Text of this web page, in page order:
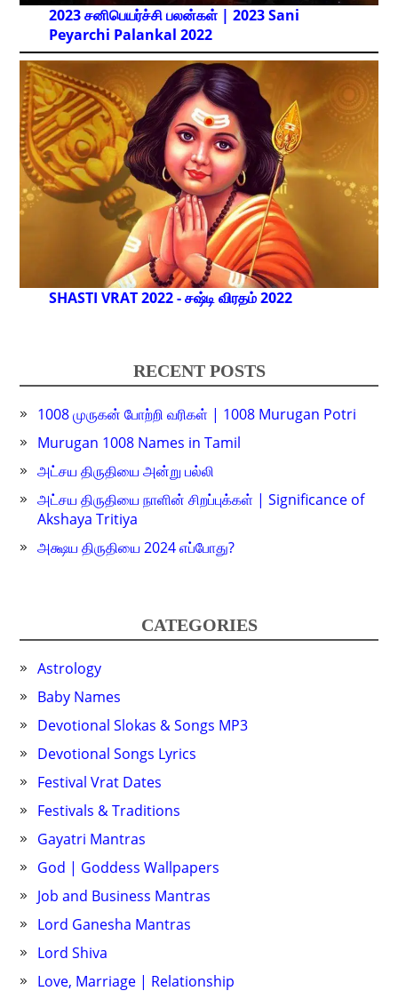
2023 சனிபெயர்ச்சி பலன்கள் | 2023 Sani
Peyarchi Palankal 2022
SHASTI VRAT 2022 - சஷ்டி விரதம் 2022
RECENT POSTS
1008 முருகன் போற்றி வரிகள் | 1008 Murugan Potri
Murugan 1008 Names in Tamil
அட்சய திருதியை அன்று பல்லி
அட்சய திருதியை நாளின் சிறப்புக்கள் | Significance of
Akshaya Tritiya
அக்ஷய திருதியை 2024 எப்போது?
CATEGORIES
Astrology
Baby Names
Devotional Slokas & Songs MP3
Devotional Songs Lyrics
Festival Vrat Dates
Festivals & Traditions
Gayatri Mantras
God | Goddess Wallpapers
Job and Business Mantras
Lord Ganesha Mantras
Lord Shiva
Love, Marriage | Relationship